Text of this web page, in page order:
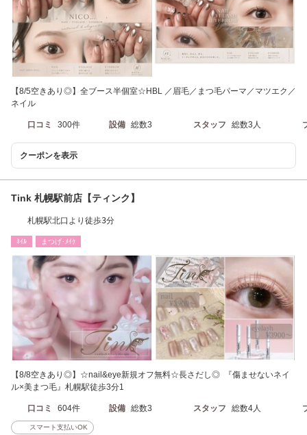
【8/5空きあり◎】全ブース半個室☆HBL ／眉毛／まつ毛パーマ／マツエク／
ネイル
口コミ 300件 設備 総数3 スタッフ 総数3人
クーポンを表示
Tink 札幌駅前店【ティンク】
札幌駅北口より徒歩3分
ﾈｲﾙ まつげ･ﾒｲｸ
【8/8空きあり◎】☆nail&eye新規オフ無料☆長さだし◎ 『傷ませないネイ
ル×美まつ毛』札幌駅徒歩3分1
口コミ 604件 設備 総数3 スタッフ 総数4人
スマート支払いOK